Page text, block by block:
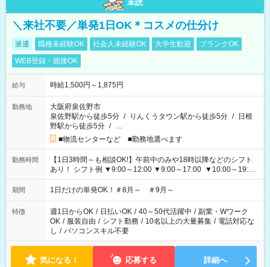
未読
＼来社不要／単発1日OK＊コスメの仕分け
派遣 職種未経験OK 社会人未経験OK 大学生歓迎
ブランクOK
WEB登録・面接OK
給与 時給1,500円～1,875円
勤務地
大阪府泉佐野市
泉佐野駅から徒歩5分 / りんくうタウン駅から徒歩5分 / 日根
野駅から徒歩5分 / …
■物流センターなど ■勤務地選べます
勤務時間
【1日3時間～も相談OK!】午前中のみや18時以降などのシフト
あり！ シフト例 ▼9:00～12:00 ▼9:00～17:00 ▼10:00～19:00
▼18:00～21:00
期間 1日だけの単発OK！＃8月～ ＃9月～
特徴 週1日からOK / 日払いOK / 40～50代活躍中 / 副業・Wワーク
OK / 服装自由 / シフト勤務 / 10名以上の大量募集 / 電話対応な
し / パソコンスキル不要
気になる！ 応募する 詳細へ